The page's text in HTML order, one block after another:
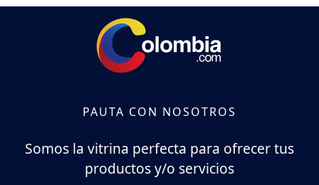
PAUTA CON NOSOTROS
Somos la vitrina perfecta para ofrecer tus
productos y/o servicios